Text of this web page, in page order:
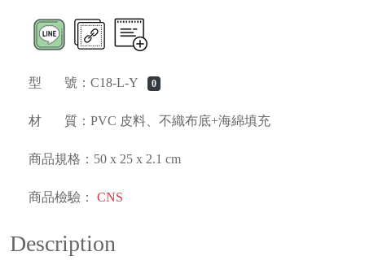
型 號：C18-L-Y 0
材 質：PVC 皮料、不織布底+海綿填充
商品規格：50 x 25 x 2.1 cm
商品檢驗： CNS
Description